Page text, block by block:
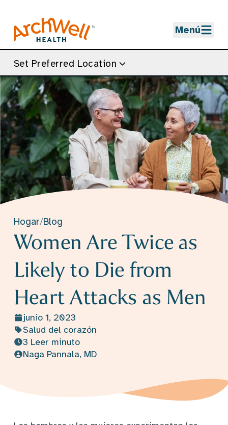
Hogar/Blog
Women Are Twice as
Likely to Die from
Heart Attacks as Men
junio 1, 2023
Salud del corazón
3 Leer minuto
Naga Pannala, MD